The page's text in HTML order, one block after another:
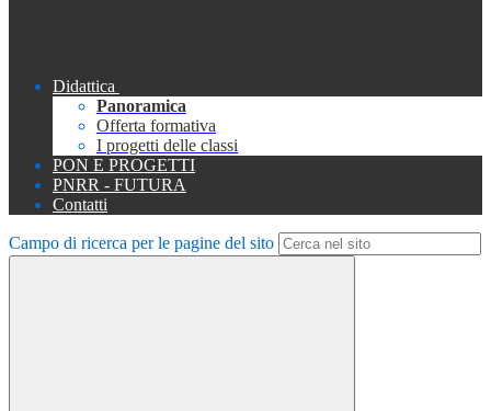
Didattica
Panoramica
Offerta formativa
I progetti delle classi
PON E PROGETTI
PNRR - FUTURA
Contatti
Campo di ricerca per le pagine del sito